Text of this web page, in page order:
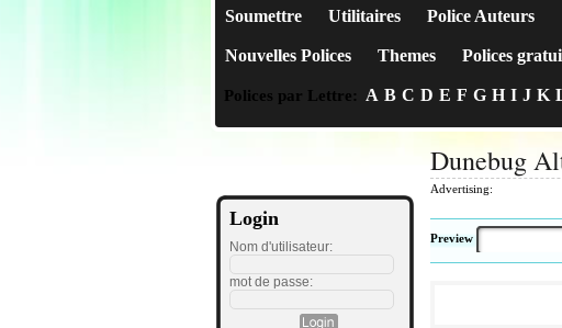
Soumettre Utilitaires Police Auteurs
Nouvelles Polices Themes Polices
Polices par Lettre: A B C D E F G H I J K
Login
Nom d'utilisateur:
mot de passe:
Dunebug
Advertising:
Preview